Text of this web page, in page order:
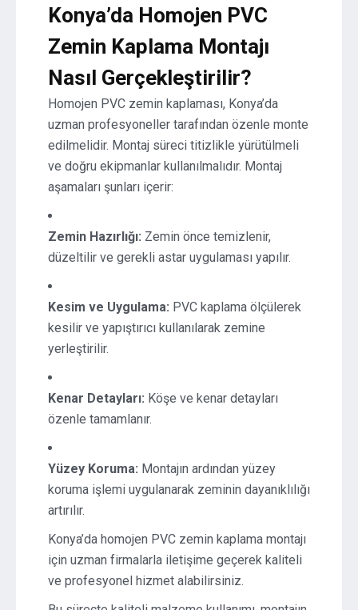
Konya’da Homojen PVC
Zemin Kaplama Montajı
Nasıl Gerçekleştirilir?
Homojen PVC zemin kaplaması, Konya’da
uzman profesyoneller tarafından özenle monte
edilmelidir. Montaj süreci titizlikle yürütülmeli
ve doğru ekipmanlar kullanılmalıdır. Montaj
aşamaları şunları içerir:
Zemin Hazırlığı: Zemin önce temizlenir,
düzeltilir ve gerekli astar uygulaması yapılır.
Kesim ve Uygulama: PVC kaplama ölçülerek
kesilir ve yapıştırıcı kullanılarak zemine
yerleştirilir.
Kenar Detayları: Köşe ve kenar detayları
özenle tamamlanır.
Yüzey Koruma: Montajın ardından yüzey
koruma işlemi uygulanarak zeminin dayanıklılığı
artırılır.
Konya’da homojen PVC zemin kaplama montajı
için uzman firmalarla iletişime geçerek kaliteli
ve profesyonel hizmet alabilirsiniz.